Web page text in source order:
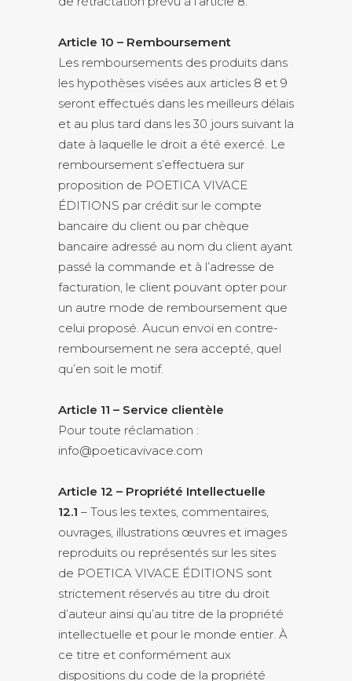
Article 10 – Remboursement
Les remboursements des produits dans
les hypothèses visées aux articles 8 et 9
seront effectués dans les meilleurs délais
et au plus tard dans les 30 jours suivant la
date à laquelle le droit a été exercé. Le
remboursement s’effectuera sur
proposition de POETICA VIVACE
ÉDITIONS par crédit sur le compte
bancaire du client ou par chèque
bancaire adressé au nom du client ayant
passé la commande et à l’adresse de
facturation, le client pouvant opter pour
un autre mode de remboursement que
celui proposé. Aucun envoi en contre-
remboursement ne sera accepté, quel
qu’en soit le motif.
Article 11 – Service clientèle
Pour toute réclamation :
info@poeticavivace.com
Article 12 – Propriété Intellectuelle
12.1 – Tous les textes, commentaires,
ouvrages, illustrations œuvres et images
reproduits ou représentés sur les sites
de POETICA VIVACE ÉDITIONS sont
strictement réservés au titre du droit
d’auteur ainsi qu’au titre de la propriété
intellectuelle et pour le monde entier. À
ce titre et conformément aux
dispositions du code de la propriété